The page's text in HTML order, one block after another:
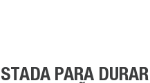
PARA